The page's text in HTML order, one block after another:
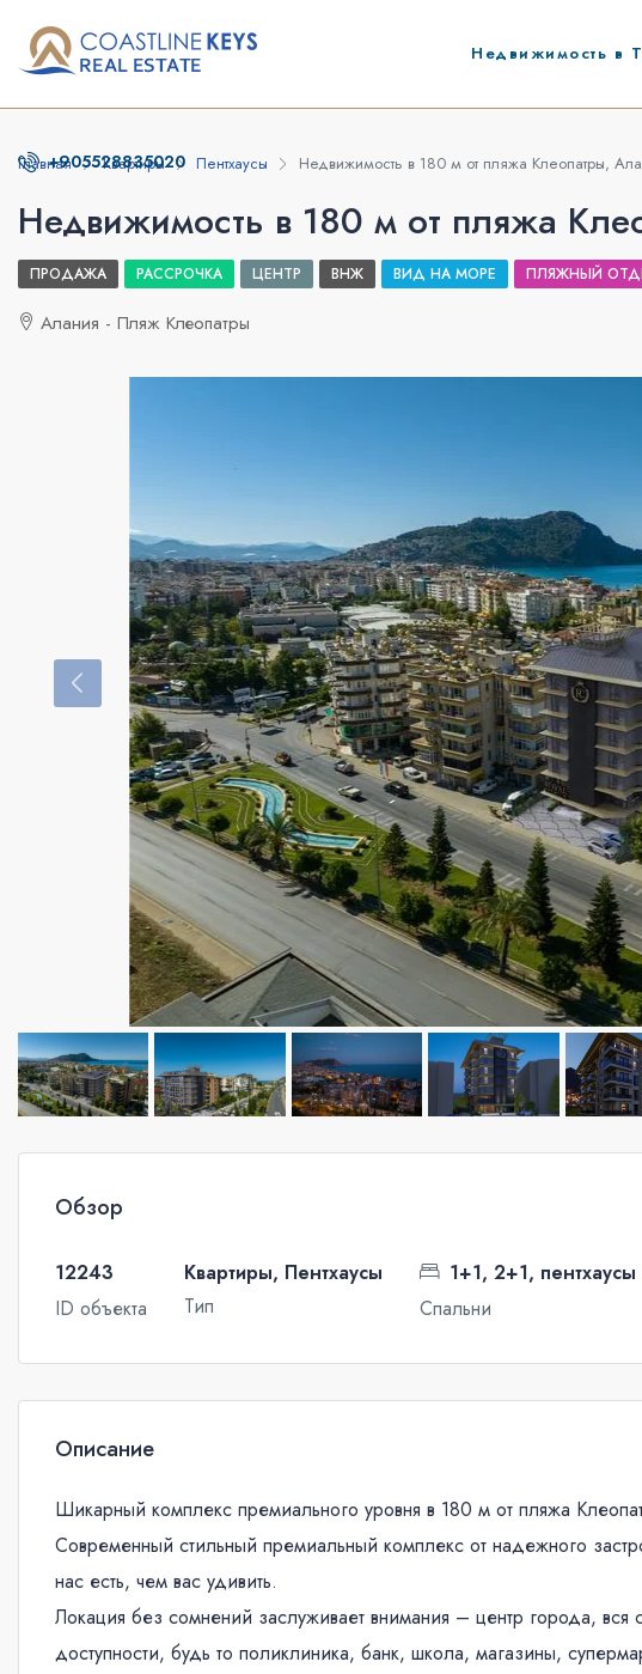
Недвижимость в
+905528835020
Главная Квартиры Пентхаусы Недвижимость в 180 м от пляжа Клеопатры,
Недвижимость в 180 м от пляжа
ПРОДАЖА РАССРОЧКА ЦЕНТР ВНЖ ВИД НА МОРЕ ПЛЯЖНЫЙ
Алания - Пляж Клеопатры
Обзор
12243
ID объекта
Квартиры, Пентхаусы
Тип
1+1, 2+1,
Спальни
Описание
Шикарный комплекс премиального уровня в 180 м от пляжа
Современный стильный премиальный комплекс от надежного
нас есть, чем вас удивить.
Локация без сомнений заслуживает внимания – центр города, вся
доступности, будь то поликлиника, банк, школа, магазины,